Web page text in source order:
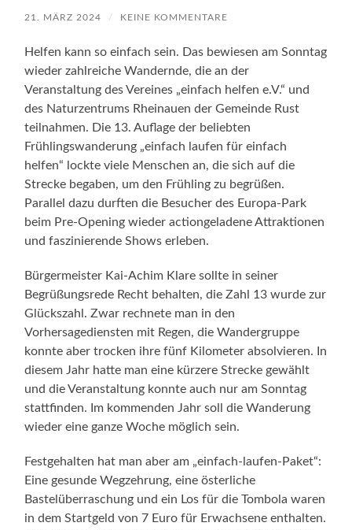
21. MÄRZ 2024 / KEINE KOMMENTARE
Helfen kann so einfach sein. Das bewiesen am Sonntag
wieder zahlreiche Wandernde, die an der
Veranstaltung des Vereines „einfach helfen e.V.“ und
des Naturzentrums Rheinauen der Gemeinde Rust
teilnahmen. Die 13. Auflage der beliebten
Frühlingswanderung „einfach laufen für einfach
helfen“ lockte viele Menschen an, die sich auf die
Strecke begaben, um den Frühling zu begrüßen.
Parallel dazu durften die Besucher des Europa-Park
beim Pre-Opening wieder actiongeladene Attraktionen
und faszinierende Shows erleben.
Bürgermeister Kai-Achim Klare sollte in seiner
Begrüßungsrede Recht behalten, die Zahl 13 wurde zur
Glückszahl. Zwar rechnete man in den
Vorhersagediensten mit Regen, die Wandergruppe
konnte aber trocken ihre fünf Kilometer absolvieren. In
diesem Jahr hatte man eine kürzere Strecke gewählt
und die Veranstaltung konnte auch nur am Sonntag
stattfinden. Im kommenden Jahr soll die Wanderung
wieder eine ganze Woche möglich sein.
Festgehalten hat man aber am „einfach-laufen-Paket“:
Eine gesunde Wegzehrung, eine österliche
Bastelüberraschung und ein Los für die Tombola waren
in dem Startgeld von 7 Euro für Erwachsene enthalten.